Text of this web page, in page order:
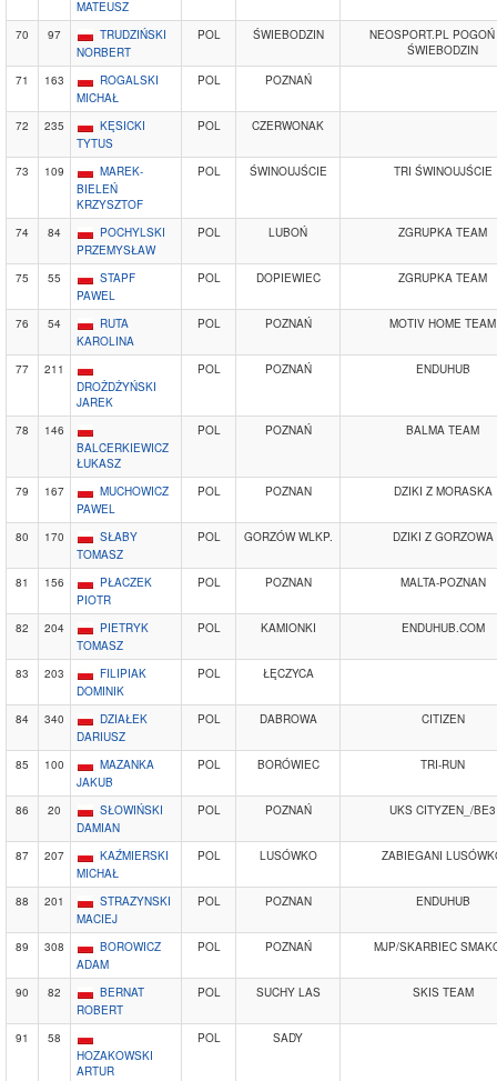
MATEUSZ
70
97
TRUDZIŃSKI
NORBERT
POL ŚWIEBODZIN
NEOSPORT.PL
ŚWIEBODZIN
71
163
ROGALSKI
MICHAŁ
POL POZNAŃ
72 235
KĘSICKI
TYTUS
POL CZERWONAK
73 109
MAREK-
BIELEŃ
KRZYSZTOF
POL ŚWINOUJŚCIE TRI ŚWINOUJŚCIE
74 84
POCHYLSKI
PRZEMYSŁAW
POL LUBOŃ ZGRUPKA TEAM
75 55
STAPF
PAWEL
POL DOPIEWIEC ZGRUPKA TEAM
76 54
RUTA
KAROLINA
POL POZNAŃ MOTIV HOME TEAM
77
211
DROŻDŻYŃSKI
JAREK
POL POZNAŃ ENDUHUB
78
146
BALCERKIEWICZ
ŁUKASZ
POL POZNAŃ BALMA TEAM
79 167
MUCHOWICZ
PAWEL
POL POZNAN DZIKI Z MORASKA
80 170
SŁABY
TOMASZ
POL GORZÓW WLKP. DZIKI Z GORZOWA
81 156
PŁACZEK
PIOTR
POL POZNAN MALTA-POZNAN
82 204
PIETRYK
TOMASZ
POL KAMIONKI ENDUHUB.COM
83 203
FILIPIAK
DOMINIK
POL ŁĘCZYCA
84 340
DZIAŁEK
DARIUSZ
POL DABROWA CITIZEN
85 100
MAZANKA
JAKUB
POL BORÓWIEC TRI-RUN
86 20
SŁOWIŃSKI
DAMIAN
POL POZNAŃ UKS CITYZEN_/BE3
87 207
KAŹMIERSKI
MICHAŁ
POL LUSÓWKO ZABIEGANI
88 201
STRAZYNSKI
MACIEJ
POL POZNAN ENDUHUB
89 308
BOROWICZ
ADAM
POL POZNAŃ MJP/SKARBIEC
90 82
BERNAT
ROBERT
POL SUCHY LAS SKIS TEAM
91
58
HOZAKOWSKI
ARTUR
POL SADY